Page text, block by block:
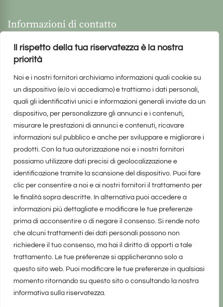
Il rispetto della tua riservatezza è la nostra
priorità
Noi e i nostri fornitori archiviamo informazioni quali cookie su
un dispositivo (e/o vi accediamo) e trattiamo i dati personali,
quali gli identificativi unici e informazioni generali inviate da un
dispositivo, per personalizzare gli annunci e i contenuti,
misurare le prestazioni di annunci e contenuti, ricavare
informazioni sul pubblico e anche per sviluppare e migliorare i
prodotti. Con la tua autorizzazione noi e i nostri fornitori
possiamo utilizzare dati precisi di geolocalizzazione e
identificazione tramite la scansione del dispositivo. Puoi fare
clic per consentire a noi e ai nostri fornitori il trattamento per
le finalità sopra descritte. In alternativa puoi accedere a
informazioni più dettagliate e modificare le tue preferenze
prima di acconsentire o di negare il consenso. Si rende noto
che alcuni trattamenti dei dati personali possono non
richiedere il tuo consenso, ma hai il diritto di opporti a tale
trattamento. Le tue preferenze si applicheranno solo a
questo sito web. Puoi modificare le tue preferenze in qualsiasi
momento ritornando su questo sito o consultando la nostra
informativa sulla riservatezza.
Informazioni di contatto
realizzato da Marina Galatioto©2025 tutti i diritti riservati -